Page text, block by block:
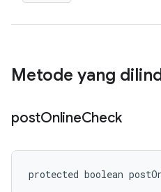
Metode yang
postOnlineCheck
protected boolean